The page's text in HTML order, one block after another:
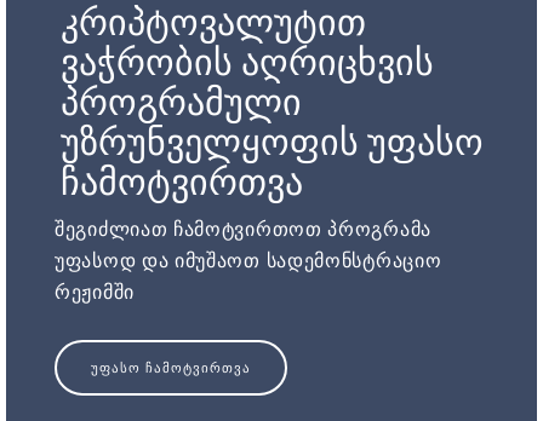
კრიპტოვალუტით
ვაჭრობის აღრიცხვის
პროგრამული
უზრუნველყოფის უფასო
ჩამოტვირთვა
შეგიძლიათ ჩამოტვირთოთ პროგრამა
უფასოდ და იმუშაოთ სადემონსტრაციო
რეჟიმში
ᲣᲤᲐᲡᲝ ᲩᲐᲛᲝᲢᲕᲘᲠᲗᲕᲐ